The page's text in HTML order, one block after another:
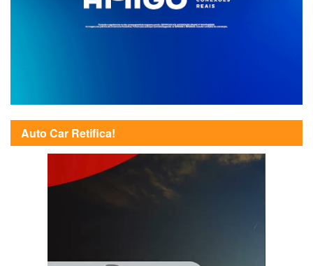
Auto Car Retifica!